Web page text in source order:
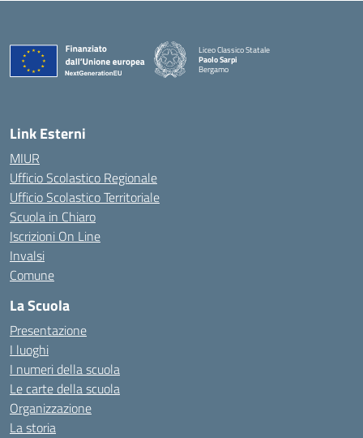
Liceo Classico Statale
Paolo Sarpi
Bergamo
— Visita la pagina iniziale della scuola
Link Esterni
MIUR
Ufficio Scolastico Regionale
Ufficio Scolastico Territoriale
Scuola in Chiaro
Iscrizioni On Line
Invalsi
Comune
La Scuola
Presentazione
I luoghi
I numeri della scuola
Le carte della scuola
Organizzazione
La storia